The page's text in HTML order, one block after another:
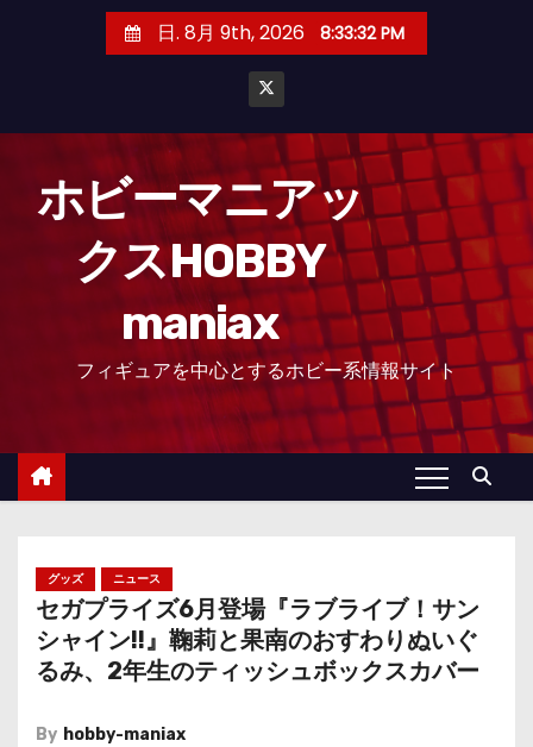
日. 8月 9th, 2026 8:33:33 PM
ホビーマニアッ
クスHOBBY
maniax
フィギュアを中心とするホビー系情報サイト
グッズ ニュース
セガプライズ6月登場『ラブライブ！サン
シャイン!!』鞠莉と果南のおすわりぬいぐ
るみ、2年生のティッシュボックスカバー
By hobby-maniax